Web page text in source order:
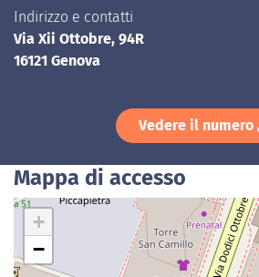
Indirizzo e contatti
Via Xii Ottobre, 94R
16121 Genova
Vedere il numero
Mappa di accesso
+
−